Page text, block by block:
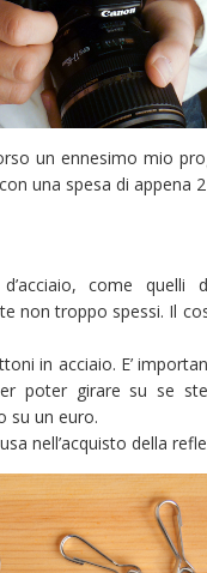
un ennesimo mio
una spesa di appena
come quelli
non troppo spessi. Il
in acciaio. E’
poter girare su se
su un euro.
nell’acquisto della